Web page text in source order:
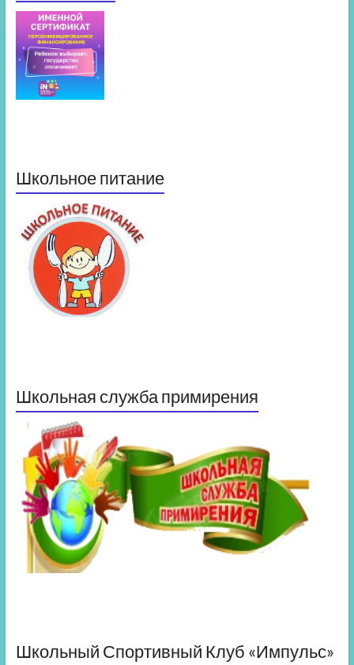
Школьное питание
Школьная служба примирения
Школьный Спортивный Клуб «Импульс»